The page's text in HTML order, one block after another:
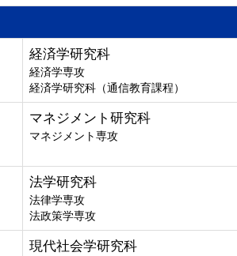
経済学研究科
経済学専攻
経済学研究科（通信教育課程）
マネジメント研究科
マネジメント専攻
法学研究科
法律学専攻
法政策学専攻
現代社会学研究科